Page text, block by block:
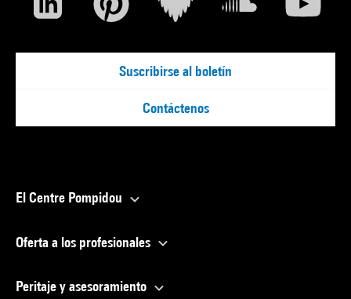
Suscribirse al boletín
Contáctenos
El Centre Pompidou
Oferta a los profesionales
Peritaje y asesoramiento